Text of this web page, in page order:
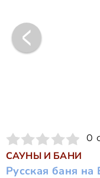
0
САУНЫ И БАНИ
Русская баня на